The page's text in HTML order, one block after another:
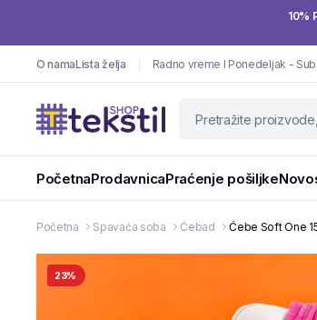
10%
O namaLista želja Radno vreme I Ponedeljak -
PočetnaProdavnicaPraćenje pošiljke
Početna Spavaća soba Ćebad Ćebe Soft One
23%